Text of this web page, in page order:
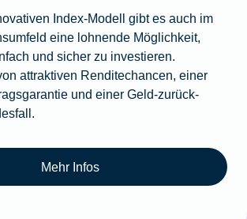
Index-Modell gibt es auch im
eine lohnende Möglichkeit,
und sicher zu investieren.
attraktiven Renditechancen, einer
und einer Geld-zurück-
Mehr Infos